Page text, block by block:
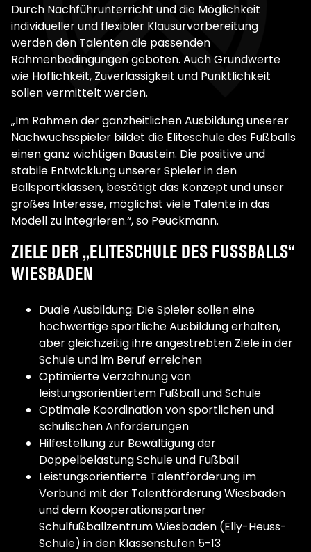
Durch Nachführunterricht und die Möglichkeit
individueller und flexibler Klausurvorbereitung
werden den Talenten die passenden
Rahmenbedingungen geboten. Auch Grundwerte
wie Höflichkeit, Zuverlässigkeit und Pünktlichkeit
sollen vermittelt werden.
„Im Rahmen der ganzheitlichen Ausbildung unserer
Nachwuchsspieler bildet die Eliteschule des Fußballs
einen ganz wichtigen Baustein. Die positive und
stabile Entwicklung unserer Spieler in den
Ballsportklassen, bestätigt das Konzept und unser
großes Interesse, möglichst viele Talente in das
Modell zu integrieren.“, so Peuckmann.
ZIELE DER „ELITESCHULE DES FUSSBALLS“ W
IESBADEN
Duale Ausbildung: Die Spieler sollen eine
hochwertige sportliche Ausbildung erhalten,
aber gleichzeitig ihre angestrebten Ziele in der
Schule und im Beruf erreichen
Optimierte Verzahnung von
leistungsorientiertem Fußball und Schule
Optimale Koordination von sportlichen und
schulischen Anforderungen
Hilfestellung zur Bewältigung der
Doppelbelastung Schule und Fußball
Leistungsorientierte Talentförderung im
Verbund mit der Talentförderung Wiesbaden
und dem Kooperationspartner
Schulfußballzentrum Wiesbaden (Elly-Heuss-
Schule) in den Klassenstufen 5-13